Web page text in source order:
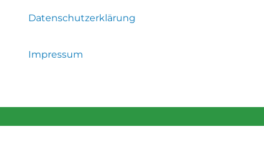
Datenschutzerklärung
Impressum